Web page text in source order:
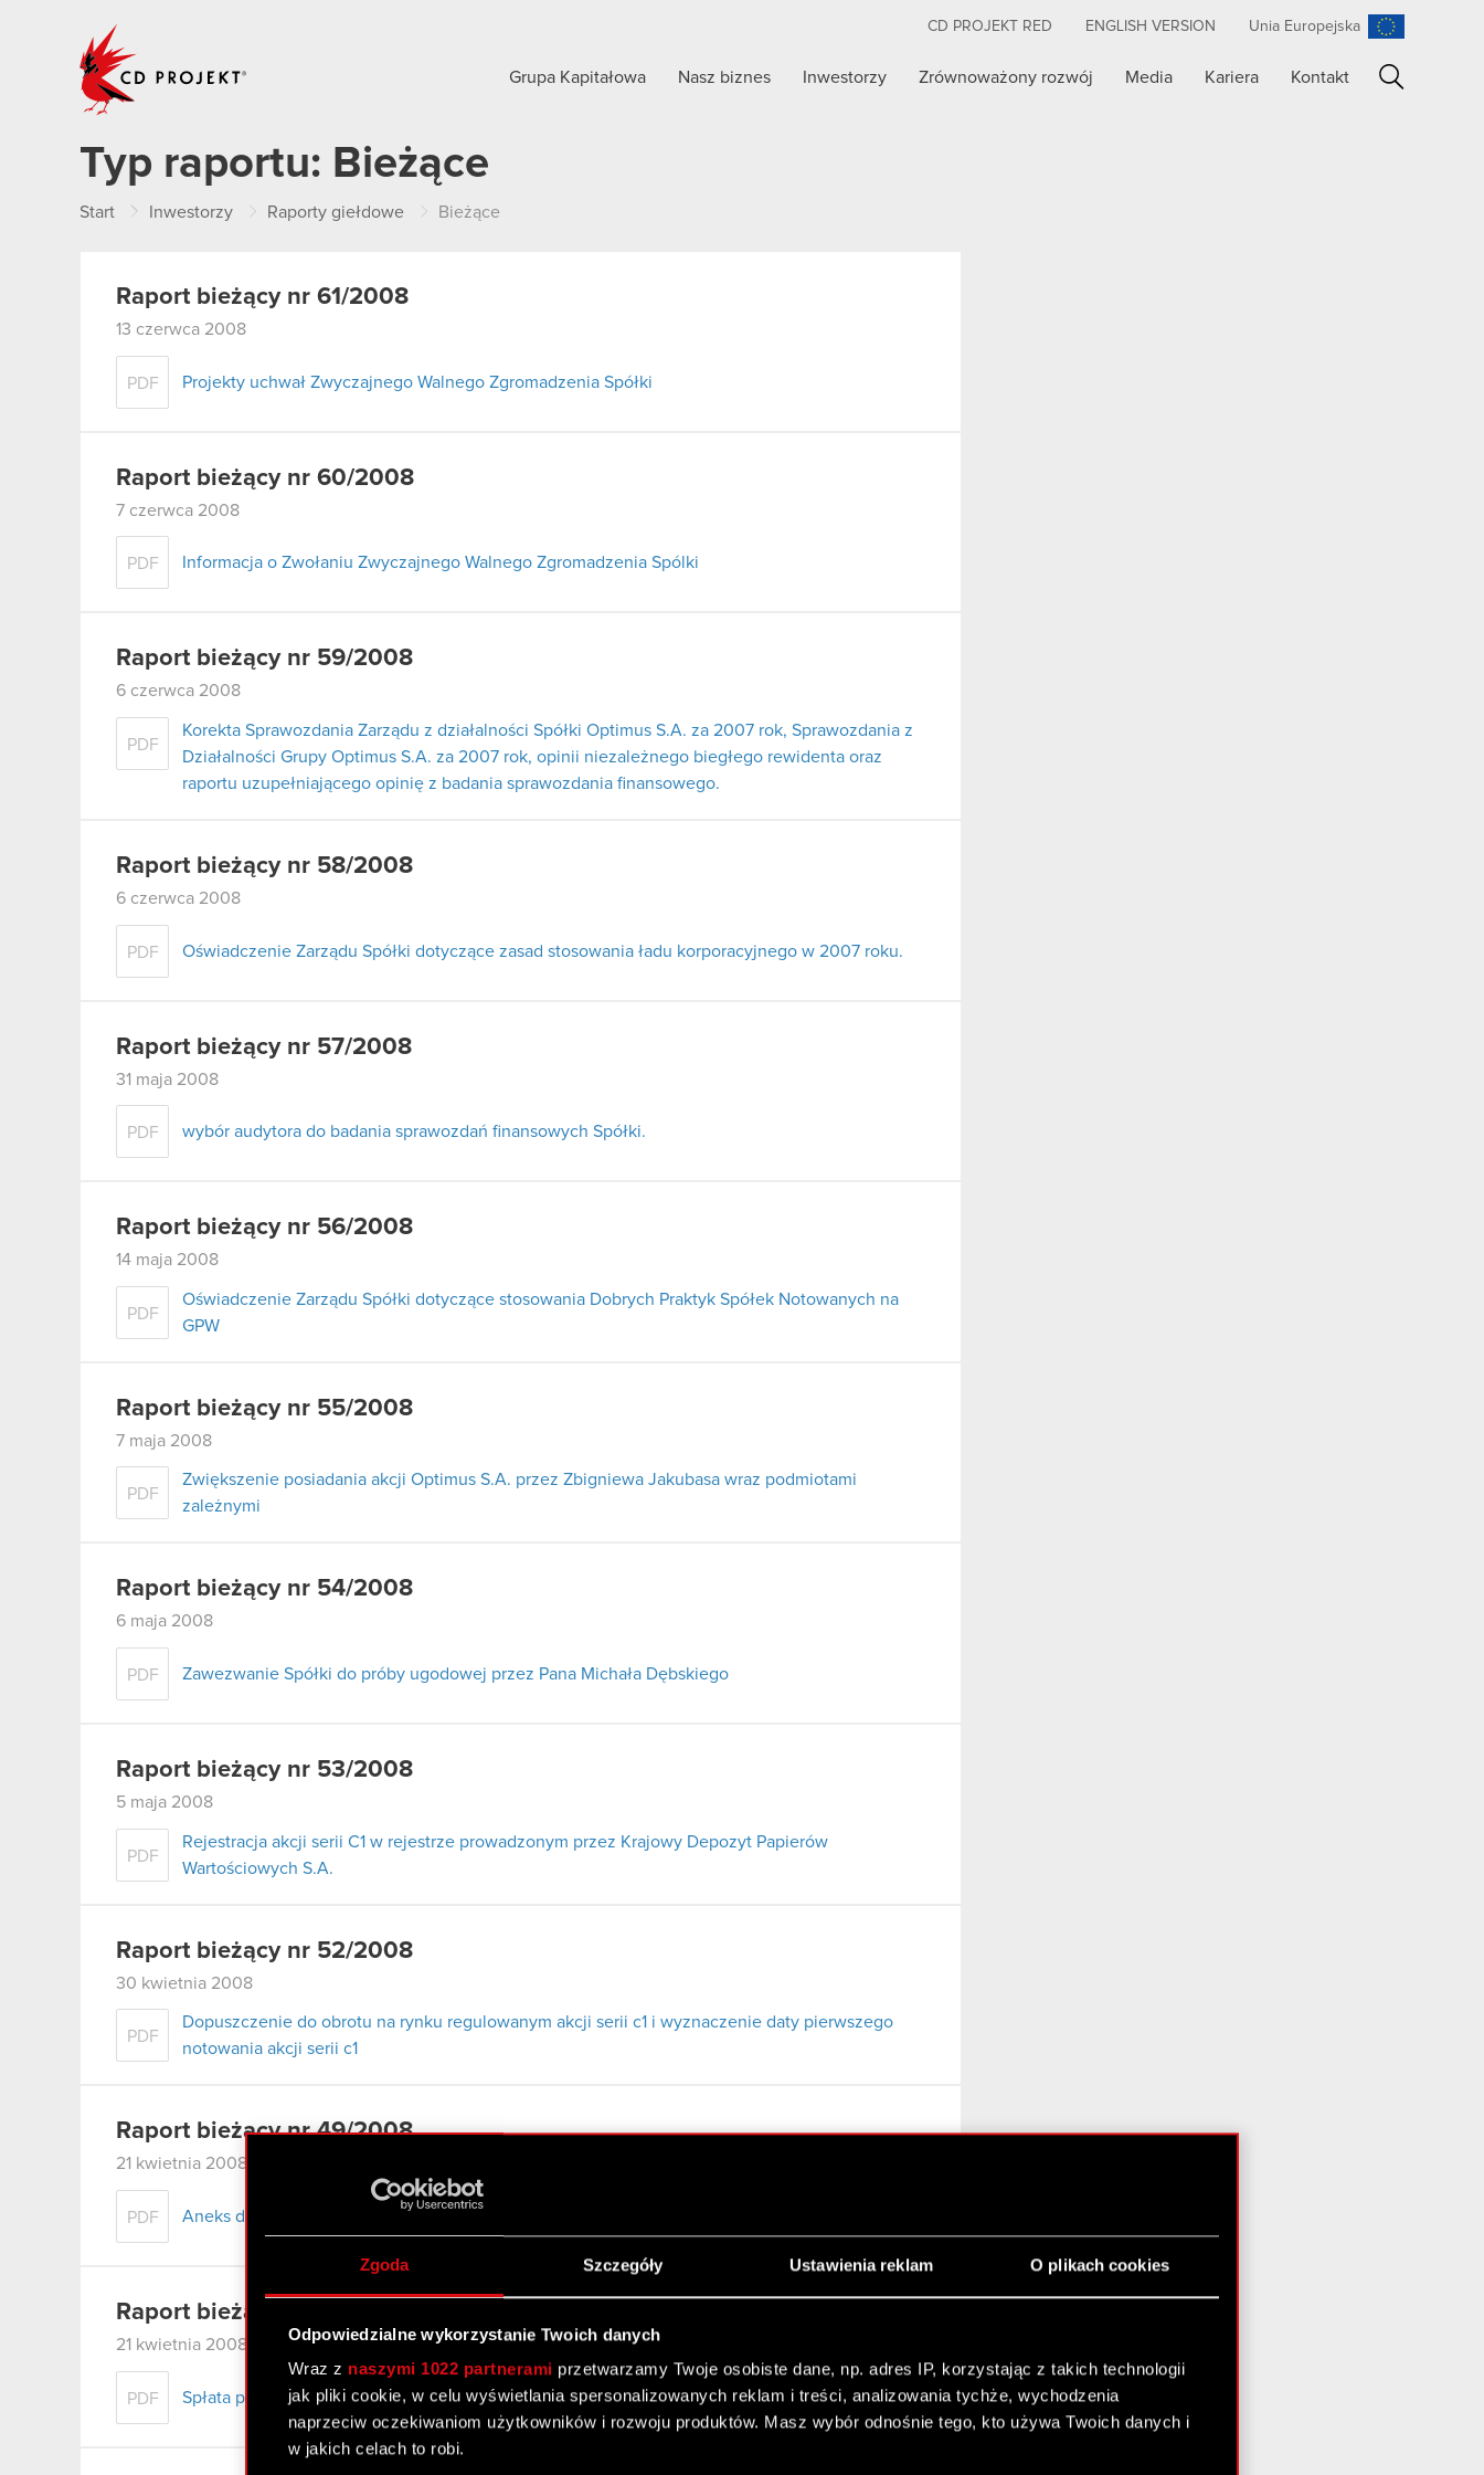
Zgoda Szczegóły Ustawienia reklam O plikach cookies
Odpowiedzialne wykorzystanie Twoich danych
Wraz z naszymi 1022 partnerami przetwarzamy Twoje osobiste dane, np. adres IP, korzystając z takich technologii
jak pliki cookie, w celu wyświetlania spersonalizowanych reklam i treści, analizowania tychże, wychodzenia
naprzeciw oczekiwaniom użytkowników i rozwoju produktów. Masz wybór odnośnie tego, kto używa Twoich danych i
w jakich celach to robi.
CD PROJEKT RED ENGLISH VERSION Unia Europejska
Grupa Kapitałowa Nasz biznes Inwestorzy Zrównoważony rozwój Media Kariera Kontakt
Typ raportu: Bieżące
Start Inwestorzy Raporty giełdowe Bieżące
Raport bieżący nr 61/2008
13 czerwca 2008
PDF Projekty uchwał Zwyczajnego Walnego Zgromadzenia Spółki
Raport bieżący nr 60/2008
7 czerwca 2008
PDF Informacja o Zwołaniu Zwyczajnego Walnego Zgromadzenia Spólki
Raport bieżący nr 59/2008
6 czerwca 2008
PDF
Korekta Sprawozdania Zarządu z działalności Spółki Optimus S.A. za 2007 rok, Sprawozdania z
Działalności Grupy Optimus S.A. za 2007 rok, opinii niezależnego biegłego rewidenta oraz
raportu uzupełniającego opinię z badania sprawozdania finansowego.
Raport bieżący nr 58/2008
6 czerwca 2008
PDF Oświadczenie Zarządu Spółki dotyczące zasad stosowania ładu korporacyjnego w 2007 roku.
Raport bieżący nr 57/2008
31 maja 2008
PDF wybór audytora do badania sprawozdań finansowych Spółki.
Raport bieżący nr 56/2008
14 maja 2008
PDF
Oświadczenie Zarządu Spółki dotyczące stosowania Dobrych Praktyk Spółek Notowanych na
GPW
Raport bieżący nr 55/2008
7 maja 2008
PDF
Zwiększenie posiadania akcji Optimus S.A. przez Zbigniewa Jakubasa wraz podmiotami
zależnymi
Raport bieżący nr 54/2008
6 maja 2008
PDF Zawezwanie Spółki do próby ugodowej przez Pana Michała Dębskiego
Raport bieżący nr 53/2008
5 maja 2008
PDF
Rejestracja akcji serii C1 w rejestrze prowadzonym przez Krajowy Depozyt Papierów
Wartościowych S.A.
Raport bieżący nr 52/2008
30 kwietnia 2008
PDF
Dopuszczenie do obrotu na rynku regulowanym akcji serii c1 i wyznaczenie daty pierwszego
notowania akcji serii c1
Raport bieżący nr 49/2008
21 kwietnia 2008
PDF Aneks do umowy strategicznej
Raport bieżący nr 51/2008
21 kwietnia 2008
PDF Spłata pożyczki